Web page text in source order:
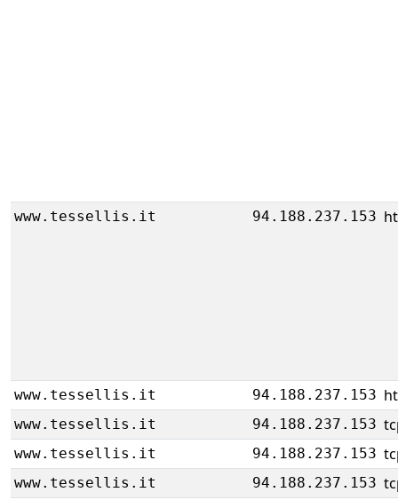
www.tessellis.it 94.188.237.153
www.tessellis.it 94.188.237.153
www.tessellis.it 94.188.237.153
www.tessellis.it 94.188.237.153
www.tessellis.it 94.188.237.153